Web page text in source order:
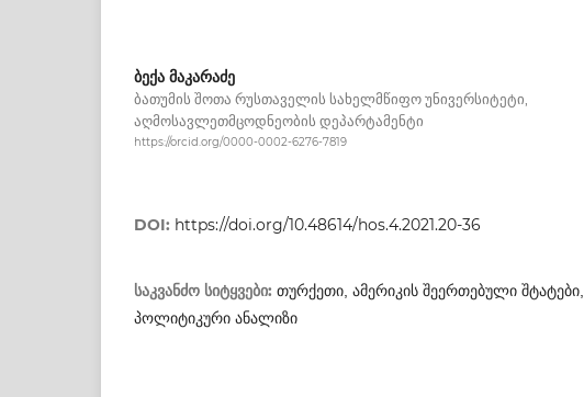
ბექა მაკარაძე
ბათუმის შოთა რუსთაველის სახელმწიფო უნივერსიტეტი,
აღმოსავლეთმცოდნეობის დეპარტამენტი
https://orcid.org/0000-0002-6276-7819
DOI: https://doi.org/10.48614/hos.4.2021.20-36
საკვანძო სიტყვები: თურქეთი, ამერიკის შეერთებული შტატები,
პოლიტიკური ანალიზი